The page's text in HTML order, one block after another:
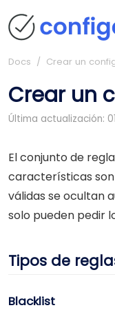
Docs / Crear un
Crear un
Última actualización:
El conjunto de
características son
válidas se ocultan
solo pueden pedir
Tipos de
Blacklist